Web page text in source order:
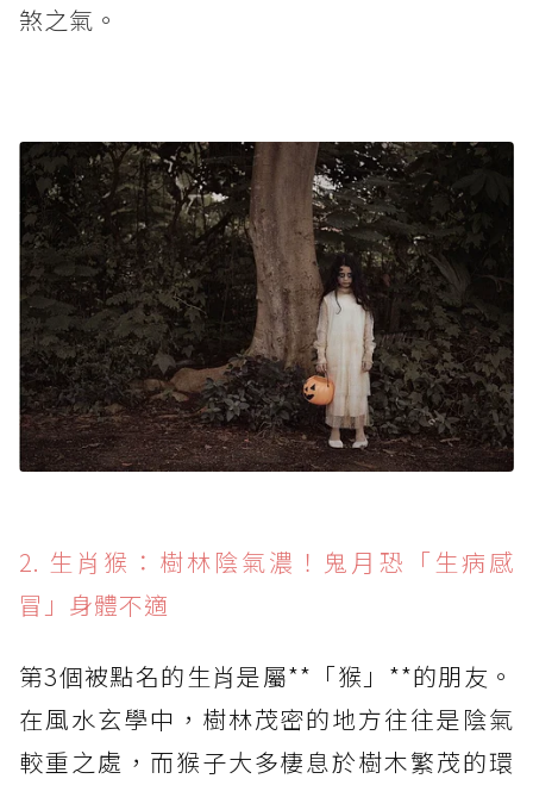
煞之氣。
2. 生肖猴：樹林陰氣濃！鬼月恐「生病感
冒」身體不適
第3個被點名的生肖是屬**「猴」**的朋友。
在風水玄學中，樹林茂密的地方往往是陰氣
較重之處，而猴子大多棲息於樹木繁茂的環